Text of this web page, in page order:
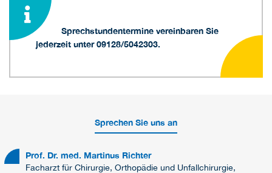
Sprechstundentermine vereinbaren Sie
jederzeit unter 09128/5042303.
Sprechen Sie uns an
Prof. Dr. med. Martinus Richter
Facharzt für Chirurgie, Orthopädie und Unfallchirurgie,